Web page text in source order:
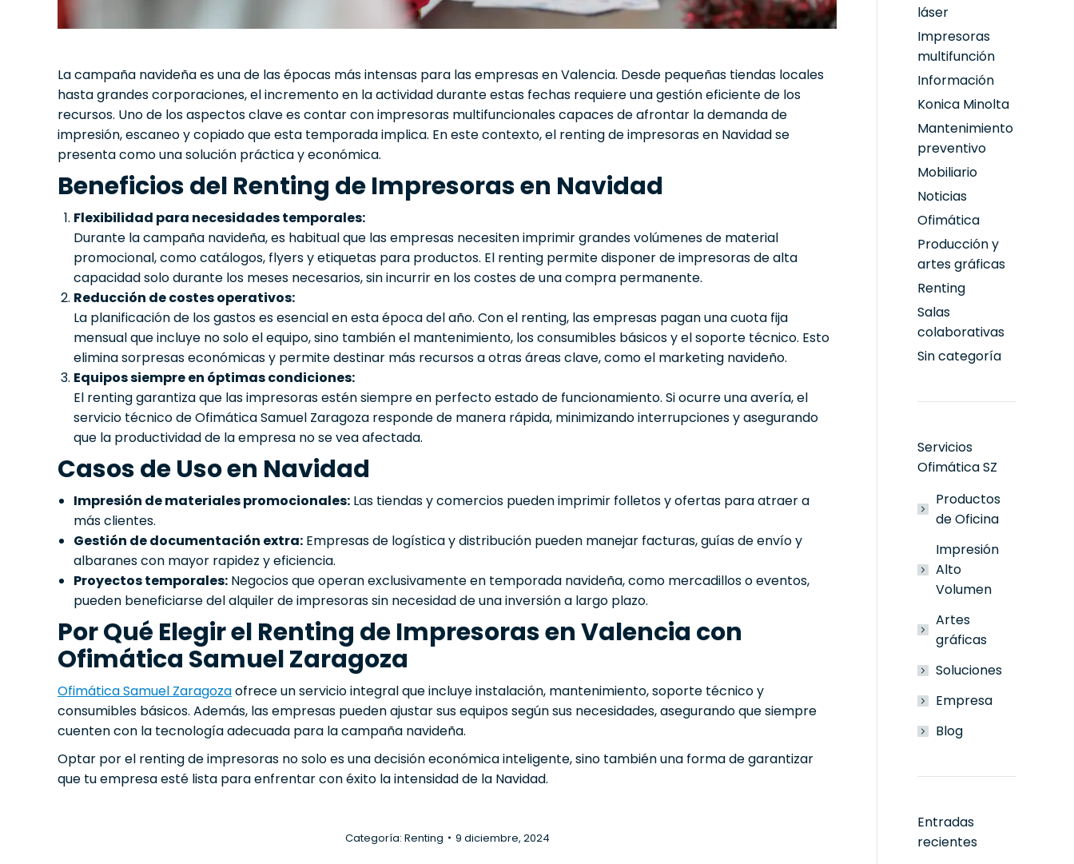
La campaña navideña es una de las épocas más intensas para las empresas en Valencia. Desde pequeñas tiendas locales
hasta grandes corporaciones, el incremento en la actividad durante estas fechas requiere una gestión eficiente de los
recursos. Uno de los aspectos clave es contar con impresoras multifuncionales capaces de afrontar la demanda de
impresión, escaneo y copiado que esta temporada implica. En este contexto, el renting de impresoras en Navidad se
presenta como una solución práctica y económica.
Beneficios del Renting de Impresoras en Navidad
Flexibilidad para necesidades temporales:
Durante la campaña navideña, es habitual que las empresas necesiten imprimir grandes volúmenes de material
promocional, como catálogos, flyers y etiquetas para productos. El renting permite disponer de impresoras de alta
capacidad solo durante los meses necesarios, sin incurrir en los costes de una compra permanente.
Reducción de costes operativos:
La planificación de los gastos es esencial en esta época del año. Con el renting, las empresas pagan una cuota fija
mensual que incluye no solo el equipo, sino también el mantenimiento, los consumibles básicos y el soporte técnico. Esto
elimina sorpresas económicas y permite destinar más recursos a otras áreas clave, como el marketing navideño.
Equipos siempre en óptimas condiciones:
El renting garantiza que las impresoras estén siempre en perfecto estado de funcionamiento. Si ocurre una avería, el
servicio técnico de Ofimática Samuel Zaragoza responde de manera rápida, minimizando interrupciones y asegurando
que la productividad de la empresa no se vea afectada.
Casos de Uso en Navidad
Impresión de materiales promocionales: Las tiendas y comercios pueden imprimir folletos y ofertas para atraer a
más clientes.
Gestión de documentación extra: Empresas de logística y distribución pueden manejar facturas, guías de envío y
albaranes con mayor rapidez y eficiencia.
Proyectos temporales: Negocios que operan exclusivamente en temporada navideña, como mercadillos o eventos,
pueden beneficiarse del alquiler de impresoras sin necesidad de una inversión a largo plazo.
Por Qué Elegir el Renting de Impresoras en Valencia con
Ofimática Samuel Zaragoza
Ofimática Samuel Zaragozaofrece un servicio integral que incluye instalación, mantenimiento, soporte técnico y
consumibles básicos. Además, las empresas pueden ajustar sus equipos según sus necesidades, asegurando que siempre
cuenten con la tecnología adecuada para la campaña navideña.
Optar por el renting de impresoras no solo es una decisión económica inteligente, sino también una forma de garantizar
que tu empresa esté lista para enfrentar con éxito la intensidad de la Navidad.
Categoría: Renting 9 diciembre, 2024
láser
Impresoras
multifunción
Información
Konica Minolta
Mantenimiento
preventivo
Mobiliario
Noticias
Ofimática
Producción y
artes gráficas
Renting
Salas
colaborativas
Sin categoría
Servicios
Ofimática SZ
Productos
de Oficina
Impresión
Alto
Volumen
Artes
gráficas
Soluciones
Empresa
Blog
Entradas
recientes